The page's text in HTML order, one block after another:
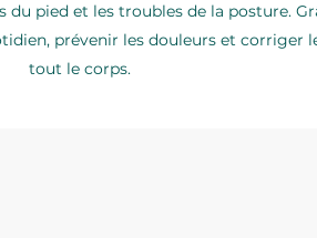
pied et les troubles de la posture.
prévenir les douleurs et corriger
tout le corps.